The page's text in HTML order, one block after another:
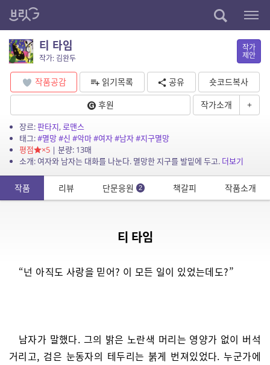
티 타임
작가: 김완두
작가
제안
작품공감 읽기목록 공유
숏코드복사
후원
작가소개 +
장르:판타지,로맨스
태그:#멸망#신 #악마#여자#남자#지구멸망
평점
×5| 분량: 13매
소개: 여자와 남자는 대화를 나눈다. 멸망한 지구를 발밑에 두고. 더보기
작품 리뷰 단문응원 2 책갈피 작품소개
티 타임
“넌 아직도 사랑을 믿어? 이 모든 일이 있었는데도?”
남자가 말했다. 그의 밝은 노란색 머리는 영양가 없이 버석
거리고, 검은 눈동자의 테두리는 붉게 번져있었다. 누군가에